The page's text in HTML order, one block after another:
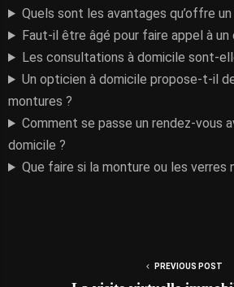
Quels sont les avantages qu’offre
Faut-il être âgé pour faire appel à
Les consultations à domicile sont-
Un opticien à domicile propose-t-il
montures ?
Comment se passe un rendez-vous
domicile ?
Que faire si la monture ou les verres
PREVIOUS POST